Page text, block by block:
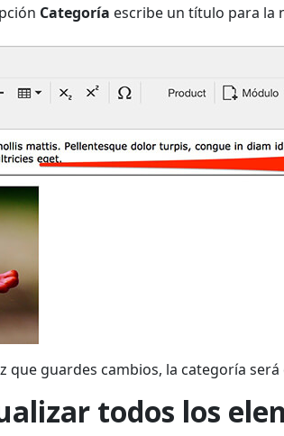
Categoría escribe un título para la
que guardes cambios, la categoría
todos los